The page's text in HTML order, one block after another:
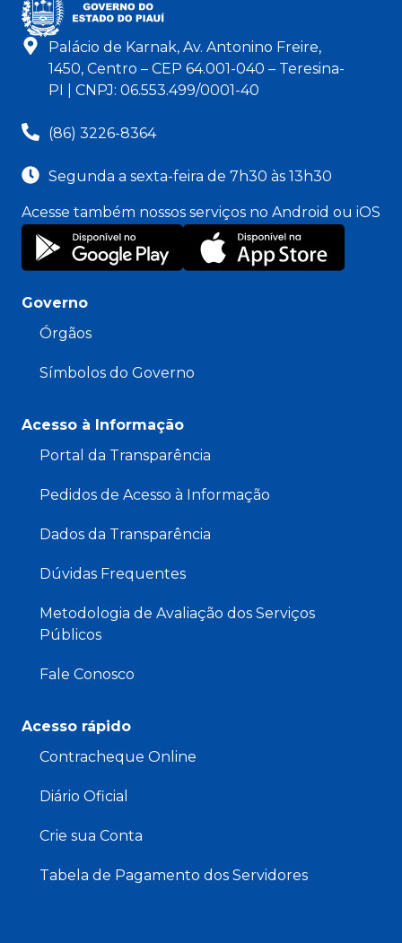
Palácio de Karnak, Av. Antonino Freire,
1450, Centro – CEP 64.001-040 – Teresina-
PI | CNPJ: 06.553.499/0001-40
(86) 3226-8364
Segunda a sexta-feira de 7h30 às 13h30
Acesse também nossos serviços no Android ou iOS
Governo
Órgãos
Símbolos do Governo
Acesso à Informação
Portal da Transparência
Pedidos de Acesso à Informação
Dados da Transparência
Dúvidas Frequentes
Metodologia de Avaliação dos Serviços
Públicos
Fale Conosco
Acesso rápido
Contracheque Online
Diário Oficial
Crie sua Conta
Tabela de Pagamento dos Servidores